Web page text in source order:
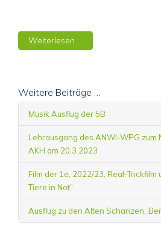
Weiterlesen …
Weitere Beiträge …
Musik Ausflug der 5B
Lehrausgang des ANWI-WPG zum
AKH am 20.3.2023
Film der 1e, 2022/23, Real-Trickfilm
Tiere in Not”
Ausflug zu den Alten